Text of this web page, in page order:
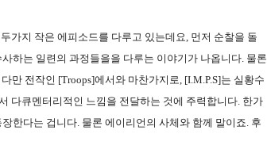
가지 작은 에피소드를 다루고 있는데요, 먼저 순찰을 돌
하는 일련의 과정들을을 다루는 이야기가 나옵니다. 물론
만 전작인 [Troops]에서와 마찬가지로, [I.M.P.S]는 실황수
다큐멘터리적인 느낌을 전달하는 것에 주력합니다. 한가
한다는 겁니다. 물론 에이리언의 사체와 함께 말이죠. 후